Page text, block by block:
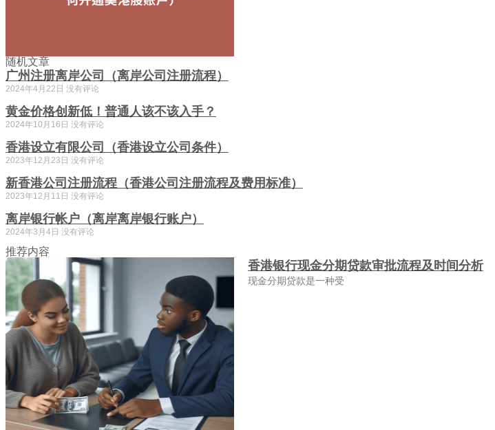
随机文章
广州注册离岸公司（离岸公司注册流程）
2024年4月22日 没有评论
黄金价格创新低！普通人该不该入手？
2024年10月16日 没有评论
香港设立有限公司（香港设立公司条件）
2023年12月23日 没有评论
新香港公司注册流程（香港公司注册流程及费用标准）
2023年12月11日 没有评论
离岸银行帐户（离岸离岸银行账户）
2024年3月4日 没有评论
推荐内容
香港银行现金分期贷款审批流程及时间分析
现金分期贷款是一种受